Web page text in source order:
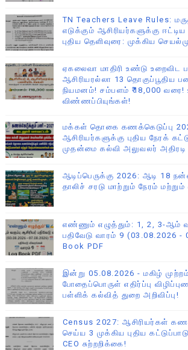
TN Teachers Leave Rules:
எடுக்கும் ஆசிரியர்களுக்கு
புதிய தெளிவுரை: முக்கிய
ஏகலைவா மாதிரி உண்டு உறைவிட
ஆசிரியரல்லா 13 தொகுப்பூதிய
நியமனம்! சம்பளம் ₹18,000 வரை!
விண்ணப்பியுங்கள்!
மக்கள் தொகை கணக்கெடுப்பு
ஆசிரியர்களுக்கு புதிய நேரக்
முதன்மை கல்வி அலுவலர் அதிரடி
ஆடிப்பெருக்கு 2026: ஆடி 18
தாலிச் சரடு மாற்றும் நேரம்
எண்ணும் எழுத்தும்: 1, 2, 3-ஆம்
பதிவேடு வாரம் 9 (03.08.2026
Book PDF
இன்று 05.08.2026 - மகிழ்
போதைப்பொருள் எதிர்ப்பு
பள்ளிக் கல்வித் துறை அறிவிப்பு!
Census 2027: ஆசிரியர்கள்
செய்ய 3 முக்கிய புதிய
CEO சுற்றறிக்கை!